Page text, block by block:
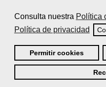
Consulta nuestra Política
Política de privacidad
Permitir cookies
la tenemos, como por
Formación Profesional o
Porque estamos
Femxa Escuelas